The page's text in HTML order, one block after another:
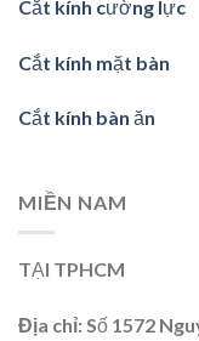
Cắt kính cường lực
Cắt kính mặt bàn
Cắt kính bàn ăn
MIỀN NAM
TẠI TPHCM
Địa chỉ: Số 1572